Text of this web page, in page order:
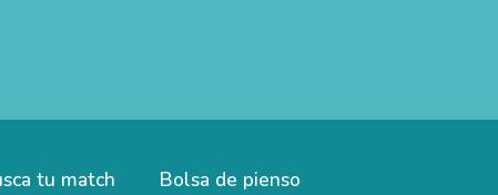
tu match Bolsa de pienso